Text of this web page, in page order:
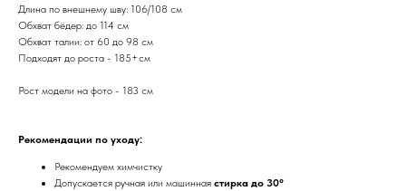
Длина по внешнему шву: 106/108 см
Обхват бёдер: до 114 см
Обхват талии: от 60 до 98 см
Подходят до роста - 185+см
Рост модели на фото - 183 см
Рекомендации по уходу:
Рекомендуем химчистку
Допускается ручная или машинная стирка до 30°